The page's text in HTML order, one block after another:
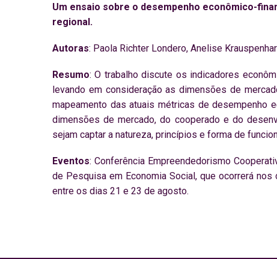
Um ensaio sobre o desempenho econômico-
regional.
Autoras: Paola Richter Londero, Anelise
Resumo: O trabalho discute os indicadores
levando em consideração as dimensões de
mapeamento das atuais métricas de desempenho
dimensões de mercado, do cooperado e do
sejam captar a natureza, princípios e forma de
Eventos: Conferência Empreendedorismo
de Pesquisa em Economia Social, que ocorrerá
entre os dias 21 e 23 de agosto.